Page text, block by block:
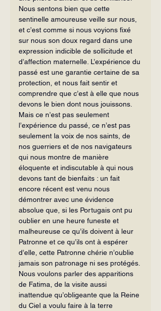
Nous sentons bien que cette
sentinelle amoureuse veille sur nous,
et c’est comme si nous voyions fixé
sur nous son doux regard dans une
expression indicible de sollicitude et
d’affection maternelle. L’expérience du
passé est une garantie certaine de sa
protection, et nous fait sentir et
comprendre que c’est à elle que nous
devons le bien dont nous jouis­sons.
Mais ce n’est pas seulement
l’expérience du passé, ce n’est pas
seulement la voix de nos saints, de
nos guerriers et de nos navigateurs
qui nous montre de manière
éloquente et indiscutable à qui nous
devons tant de bienfaits : un fait
encore récent est venu nous
démontrer avec une évidence
absolue que, si les Portugais ont pu
oublier en une heure funeste et
malheureuse ce qu’ils doivent à leur
Patronne et ce qu’ils ont à espérer
d’elle, cette Patronne chérie n’oublie
jamais son patronage ni ses protégés.
Nous voulons parler des apparitions
de Fatima, de la visite aussi
inattendue qu’obligeante que la Reine
du Ciel a voulu faire à la terre